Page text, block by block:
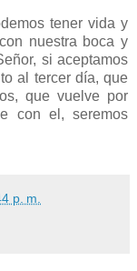
tener vida y
nuestra boca y
si aceptamos
al tercer día, que
que vuelve por
con el, seremos
p. m.